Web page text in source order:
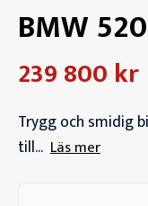
BMW
239 800 kr
Trygg och smidig
till... Läs mer